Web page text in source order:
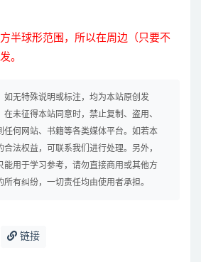
半球形范围，所以在周边（只要不
。
如无特殊说明或标注，均为本站原创发
未征得本站同意时，禁止复制、盗用、
任何网站、书籍等各类媒体平台。如若本
法权益，可联系我们进行处理。另外，
能用于学习参考，请勿直接商用或其他方
有纠纷，一切责任均由使用者承担。
链接